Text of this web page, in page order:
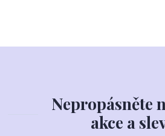
Nepropásněte
akce a